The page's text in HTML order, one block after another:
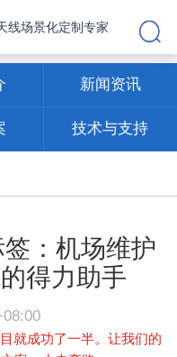
线场景化定制专家
新闻资讯
技术与支持
：机场维护
得力助手
就成功了一半。让我们的